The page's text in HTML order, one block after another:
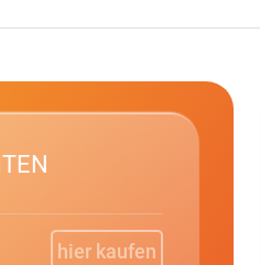
hier kaufen